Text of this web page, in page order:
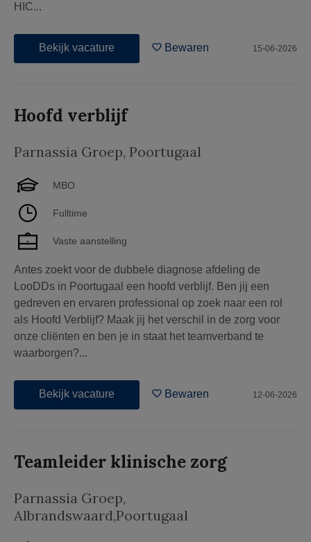
HIC...
Bekijk vacature Bewaren 15-06-2026
Hoofd verblijf
Parnassia Groep, Poortugaal
MBO
Fulltime
Vaste aanstelling
Antes zoekt voor de dubbele diagnose afdeling de
LooDDs in Poortugaal een hoofd verblijf. Ben jij een
gedreven en ervaren professional op zoek naar een rol
als Hoofd Verblijf? Maak jij het verschil in de zorg voor
onze cliënten en ben je in staat het teamverband te
waarborgen?...
Bekijk vacature Bewaren 12-06-2026
Teamleider klinische zorg
Parnassia Groep,
Albrandswaard,Poortugaal